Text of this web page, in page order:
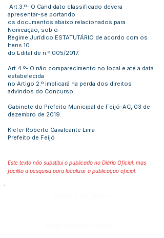
Art.3.º- O Candidato classificado devera
apresentar-se portando
os documentos abaixo relacionados para
Nomeação, sob o
Regime Jurídico ESTATUTÁRIO de acordo com os
Itens 10
do Edital de n.º 005/2017.
Art.4.º- O não comparecimento no local e até a data
estabelecida
no Artigo 2.º implicará na perda dos direitos
advindos do Concurso.
Gabinete do Prefeito Municipal de Feijó-AC, 03 de
dezembro de 2019.
Kiefer Roberto Cavalcante Lima
Prefeito de Feijó
Este texto não substitui o publicado no Diário Oficial, mas
facilita a pesquisa para localizar a publicação oficial.